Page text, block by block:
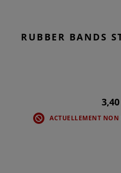
RUBBER BANDS
ACTUELLEMENT